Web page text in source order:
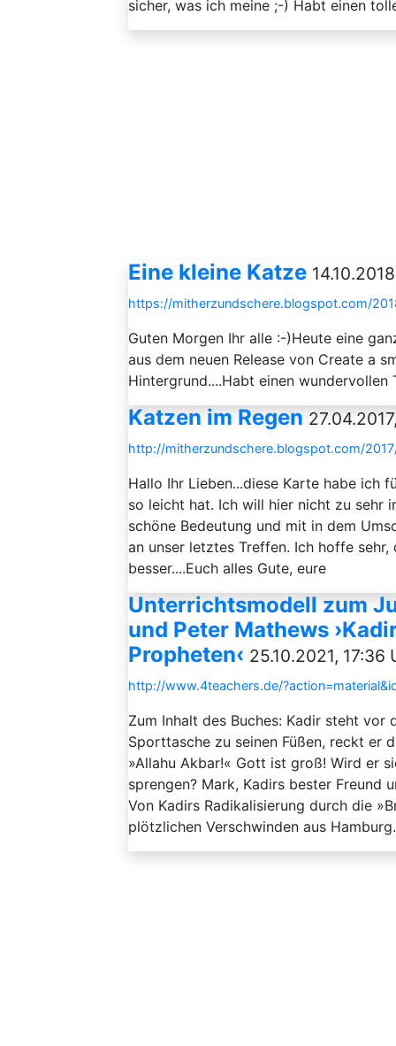
sicher, was ich meine ;-) Habt einen
Eine kleine Katze
https://mitherzundschere.blogspot.com/
Guten Morgen Ihr alle :-)Heute eine
aus dem neuen Release von Create a
Hintergrund....Habt einen wundervollen
Katzen im Regen
http://mitherzundschere.blogspot.com/
Hallo Ihr Lieben...diese Karte habe ich
so leicht hat. Ich will hier nicht zu sehr
schöne Bedeutung und mit in dem
an unser letztes Treffen. Ich hoffe
besser....Euch alles Gute, eure
Unterrichtsmodell zum
und Peter Mathews
Propheten‹ 25.10.2021, 17:36
http://www.4teachers.de/
Zum Inhalt des Buches: Kadir steht vor
Sporttasche zu seinen Füßen, reckt er
»Allahu Akbar!« Gott ist groß! Wird er
sprengen? Mark, Kadirs bester Freund
Von Kadirs Radikalisierung durch die
plötzlichen Verschwinden aus